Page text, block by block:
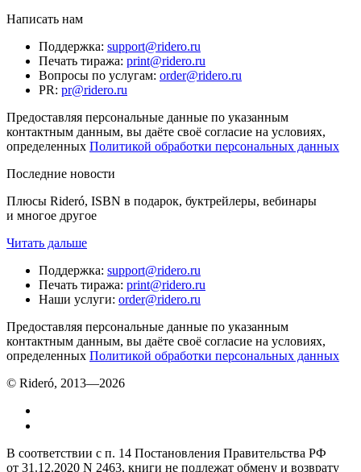
Написать нам
Поддержка: support@ridero.ru
Печать тиража: print@ridero.ru
Вопросы по услугам: order@ridero.ru
PR: pr@ridero.ru
Предоставляя персональные данные по указанным
контактным данным, вы даёте своё согласие на условиях,
определенных Политикой обработки персональных данных
Последние новости
Плюсы Rideró, ISBN в подарок, буктрейлеры, вебинары
и многое другое
Читать дальше
Поддержка: support@ridero.ru
Печать тиража: print@ridero.ru
Наши услуги: order@ridero.ru
Предоставляя персональные данные по указанным
контактным данным, вы даёте своё согласие на условиях,
определенных Политикой обработки персональных данных
© Rideró, 2013—2026
В соответствии с п. 14 Постановления Правительства РФ
от 31.12.2020 N 2463, книги не подлежат обмену и возврату